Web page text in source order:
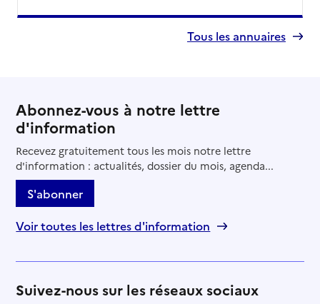
Tous les annuaires
Abonnez-vous à notre lettre
d'information
Recevez gratuitement tous les mois notre lettre
d'information : actualités, dossier du mois, agenda...
S'abonner
Voir toutes les lettres d'information
Suivez-nous sur les réseaux sociaux